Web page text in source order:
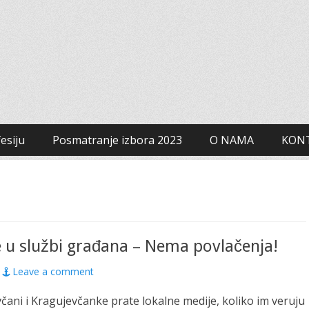
građanski aktivizam
Posmatranje izbora 2023 O NAMA
u službi građana – Nema povlačenja!
Leave a comment
i Kragujevčanke prate lokalne medije, koliko im veruju